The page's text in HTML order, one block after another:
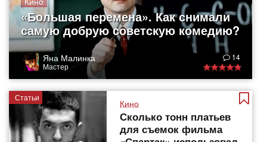
«Большая перемена». Как снимали
самую добрую советскую комедию?
Яна Малинка
Мастер
14
Статьи
Кино
Сколько тонн платьев
для съемок фильма